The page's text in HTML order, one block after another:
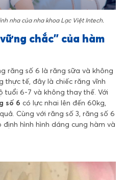
nha của nha khoa Lạc Việt Intech.
chắc” của hàm
răng số 6 là răng sữa và không
thực tế, đây là chiếc răng vĩnh
tuổi 6-7 và không thay thế. Với
số 6 có lực nhai lên đến 60kg,
Cùng với răng số 3, răng số 6
hình hình dáng cung hàm và